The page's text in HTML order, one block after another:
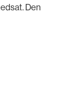
Den